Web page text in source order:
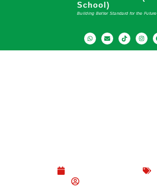
School)
Building Better Standard for the Future